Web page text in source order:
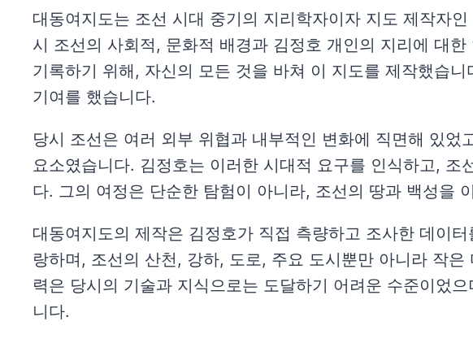
대동여지도는 조선 시대 중기의 지리학자이자 지도 제작자
시 조선의 사회적, 문화적 배경과 김정호 개인의 지리에 대
기록하기 위해, 자신의 모든 것을 바쳐 이 지도를 제작했습
기여를 했습니다.
당시 조선은 여러 외부 위협과 내부적인 변화에 직면해 있
요소였습니다. 김정호는 이러한 시대적 요구를 인식하고,
다. 그의 여정은 단순한 탐험이 아니라, 조선의 땅과 백성을
대동여지도의 제작은 김정호가 직접 측량하고 조사한 데이
랑하며, 조선의 산천, 강하, 도로, 주요 도시뿐만 아니라 작
력은 당시의 기술과 지식으로는 도달하기 어려운 수준이었
니다.